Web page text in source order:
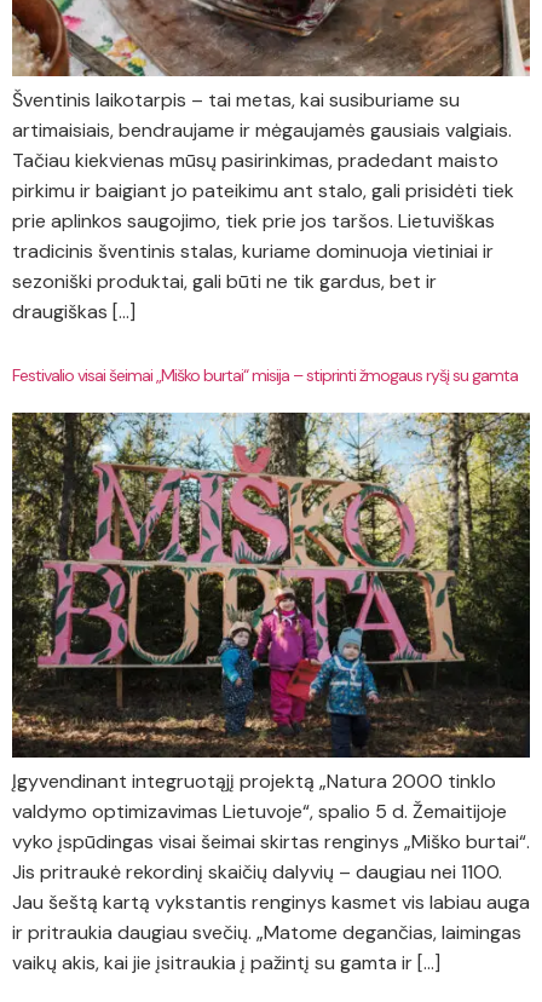
Šventinis laikotarpis – tai metas, kai susiburiame su
artimaisiais, bendraujame ir mėgaujamės gausiais valgiais.
Tačiau kiekvienas mūsų pasirinkimas, pradedant maisto
pirkimu ir baigiant jo pateikimu ant stalo, gali prisidėti tiek
prie aplinkos saugojimo, tiek prie jos taršos. Lietuviškas
tradicinis šventinis stalas, kuriame dominuoja vietiniai ir
sezoniški produktai, gali būti ne tik gardus, bet ir
draugiškas […]
Festivalio visai šeimai „Miško burtai“ misija – stiprinti žmogaus ryšį su gamta
Įgyvendinant integruotąjį projektą „Natura 2000 tinklo
valdymo optimizavimas Lietuvoje“, spalio 5 d. Žemaitijoje
vyko įspūdingas visai šeimai skirtas renginys „Miško burtai“.
Jis pritraukė rekordinį skaičių dalyvių – daugiau nei 1100.
Jau šeštą kartą vykstantis renginys kasmet vis labiau auga
ir pritraukia daugiau svečių. „Matome degančias, laimingas
vaikų akis, kai jie įsitraukia į pažintį su gamta ir […]